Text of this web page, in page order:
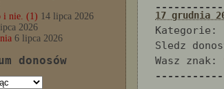
i nie. (1) 14 lipca 2026
2026
6 lipca 2026
donosów
17 grudnia
Kategorie:
Sledz
Wasz znak: